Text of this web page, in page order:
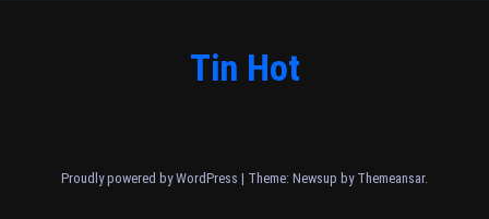
Tin Hot
Proudly powered by WordPress | Theme: Newsup by Themeansar.